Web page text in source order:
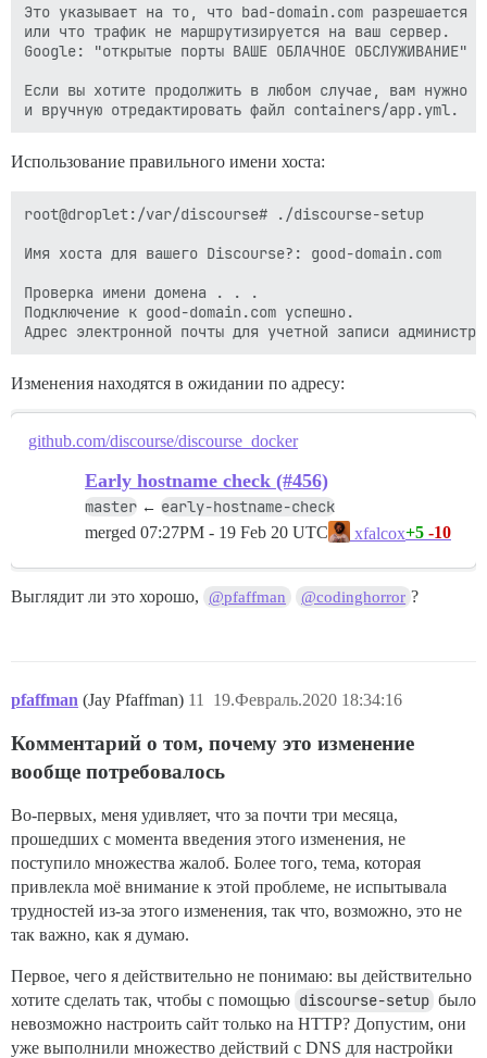
Это указывает на то, что bad-domain.com разрешается
или что трафик не маршрутизируется на ваш сервер.
Google: "открытые порты ВАШЕ ОБЛАЧНОЕ ОБСЛУЖИВАНИЕ"
Если вы хотите продолжить в любом случае, вам
Использование правильного имени хоста:
root@droplet:/var/discourse# ./discourse-setup
Имя хоста для вашего Discourse?: good-domain.com
Проверка имени домена . . .
Подключение к good-domain.com успешно.
Изменения находятся в ожидании по адресу:
github.com/discourse/discourse_docker
Early hostname check (#456)
master ← early-hostname-check
merged 07:27PM - 19 Feb 20 UTC xfalcox+5 -10
Выглядит ли это хорошо, @pfaffman @codinghorror ?
pfaffman (Jay Pfaffman) 19.Февраль.2020 18:34:16
11
Комментарий о том, почему это изменение
вообще потребовалось
Во-первых, меня удивляет, что за почти три месяца,
прошедших с момента введения этого изменения, не
поступило множества жалоб. Более того, тема, которая
привлекла моё внимание к этой проблеме, не испытывала
трудностей из-за этого изменения, так что, возможно, это не
так важно, как я думаю.
Первое, чего я действительно не понимаю: вы действительно
хотите сделать так, чтобы с помощью discourse-setup было
невозможно настроить сайт только на HTTP? Допустим, они
уже выполнили множество действий с DNS для настройки